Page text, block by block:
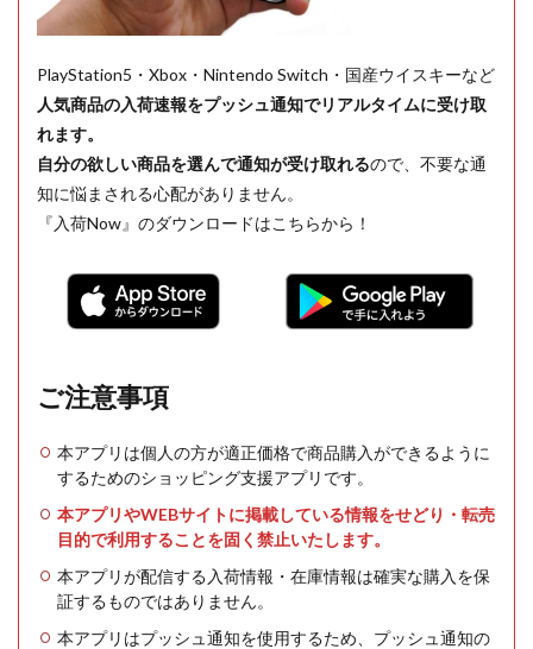
PlayStation5・Xbox・Nintendo Switch・国産ウイスキーなど
人気商品の入荷速報をプッシュ通知でリアルタイムに受け取
れます。
自分の欲しい商品を選んで通知が受け取れるので、不要な通
知に悩まされる心配がありません。
『入荷Now』のダウンロードはこちらから！
ご注意事項
本アプリは個人の方が適正価格で商品購入ができるように
するためのショッピング支援アプリです。
本アプリやWEBサイトに掲載している情報をせどり・転売
目的で利用することを固く禁止いたします。
本アプリが配信する入荷情報・在庫情報は確実な購入を保
証するものではありません。
本アプリはプッシュ通知を使用するため、プッシュ通知の